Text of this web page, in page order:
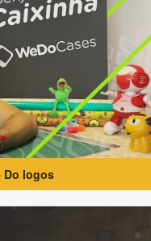
Do logos